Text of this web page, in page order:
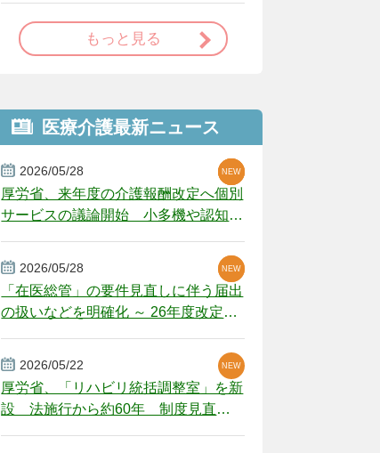
もっと見る
医療介護最新ニュース
2026/05/28
厚労省、来年度の介護報酬改定へ個別
サービスの議論開始 小多機や認知症
NEW
NEW
NEW
2026/05/28
「在医総管」の要件見直しに伴う届出
の扱いなどを明確化 ～ 26年度改定疑
NEW
NEW
2026/05/22
厚労省、「リハビリ統括調整室」を新
設 法施行から約60年 制度見直し
NEW